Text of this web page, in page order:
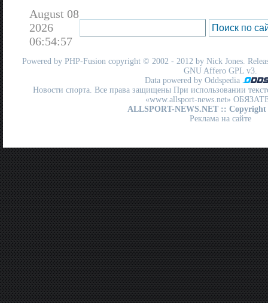
August 08
2026
06:54:57
Powered by PHP-Fusion copyright © 2002 - 2012 by Nick Jones.
GNU Affero GPL v3.
Data powered by Oddspedia
Новости спорта. Все права защищены При использовании
«www.allsport-news.net»
ALLSPORT-NEWS.NET :: Copyright
Реклама на сайте